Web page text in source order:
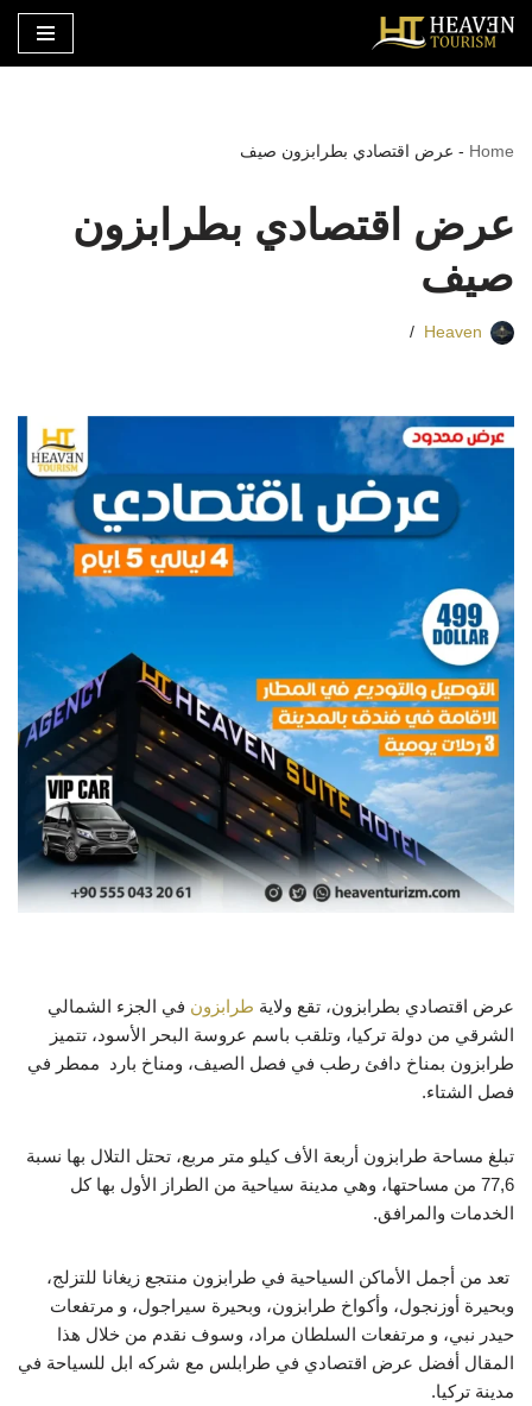
تخطى
Home
- عرض اقتصادي بطرابزون صيف
عرض اقتصادي بطرابزون
صيف
Heaven
عرض اقتصادي بطرابزون، تقع ولاية طرابزون في الجزء الشمالي
الشرقي من دولة تركيا، وتلقب باسم عروسة البحر الأسود، تتميز
طرابزون بمناخ دافئ رطب في فصل الصيف، ومناخ بارد ممطر في
فصل الشتاء.
تبلغ مساحة طرابزون أربعة الأف كيلو متر مربع، تحتل التلال بها نسبة
77,6 من مساحتها، وهي مدينة سياحية من الطراز الأول بها كل
الخدمات والمرافق.
تعد من أجمل الأماكن السياحية في طرابزون منتجع زيغانا للتزلج،
وبحيرة أوزنجول، وأكواخ طرابزون، وبحيرة سيراجول، و مرتفعات
حيدر نبي، و مرتفعات السلطان مراد، وسوف نقدم من خلال هذا
المقال أفضل عرض اقتصادي في طرابلس مع شركه ابل للسياحة في
مدينة تركيا.